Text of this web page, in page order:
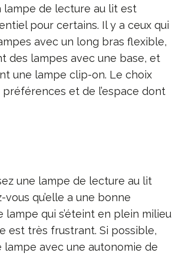
lampe de lecture au lit est
pour certains. Il y a ceux qui
avec un long bras flexible,
des lampes avec une base, et
une lampe clip-on. Le choix
et de l’espace dont
une lampe de lecture au lit
vous qu’elle a une bonne
lampe qui s’éteint en plein milieu
est très frustrant. Si possible,
avec une autonomie de